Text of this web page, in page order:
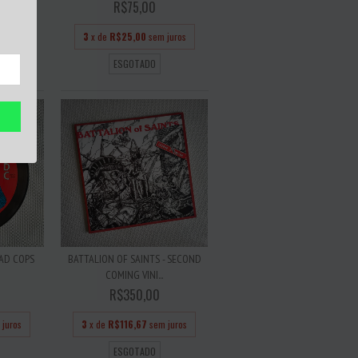
R$75,00
3 x de R$25,00 sem juros
ESGOTADO
COPS
juros
BATTALION OF SAINTS - SECOND
COMING VINI...
R$350,00
3 x de R$116,67 sem juros
ESGOTADO